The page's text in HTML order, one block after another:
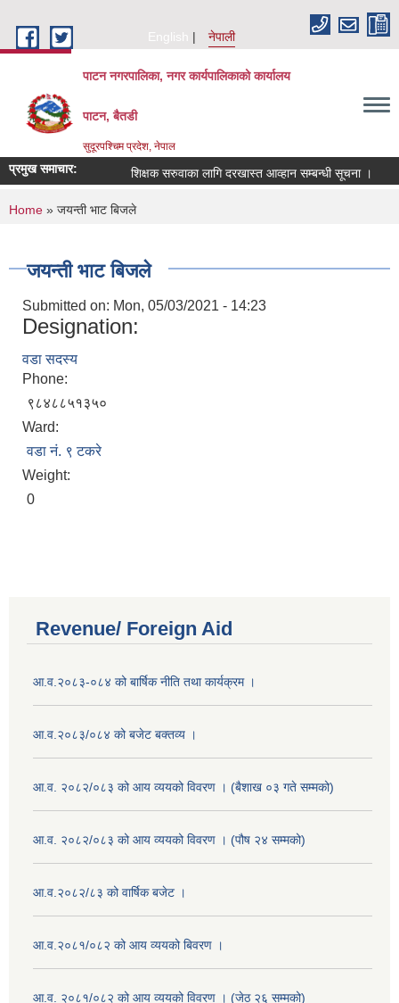
English
नेपाली
पाटन नगरपालिका, नगर कार्यपालिकाको कार्यालय
पाटन, बैतडी
सुदूरपश्चिम प्रदेश, नेपाल
प्रमुख समाचार: शिक्षक सरुवाका लागि दरखास्त आव्हान सम्बन्धी सूचना ।
You are here
Home » जयन्ती भाट बिजले
जयन्ती भाट बिजले
Submitted on: Mon, 05/03/2021 - 14:23
Designation:
वडा सदस्य
Phone:
९८४८८५१३५०
Ward:
वडा नं. ९ टकरे
Weight:
0
Revenue/ Foreign Aid
आ.व.२०८३-०८४ को बार्षिक नीति तथा कार्यक्रम ।
आ.व.२०८३/०८४ को बजेट बक्तव्य ।
आ.व. २०८२/०८३ को आय व्ययको विवरण । (बैशाख ०३ गते सम्मको)
आ.व. २०८२/०८३ को आय व्ययको विवरण । (पौष २४ सम्मको)
आ.व.२०८२/८३ को वार्षिक बजेट ।
आ.व.२०८१/०८२ को आय व्ययको बिवरण ।
आ.व. २०८१/०८२ को आय व्ययको विवरण । (जेठ २६ सम्मको)